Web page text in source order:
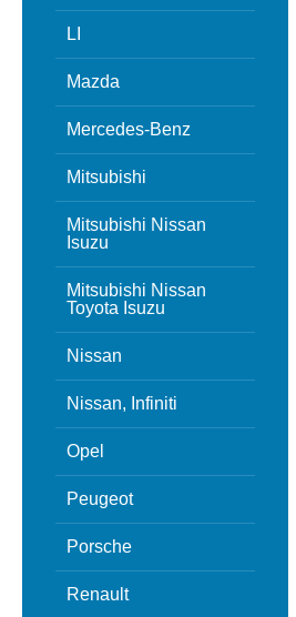
LI
Mazda
Mercedes-Benz
Mitsubishi
Mitsubishi Nissan
Isuzu
Mitsubishi Nissan
Toyota Isuzu
Nissan
Nissan, Infiniti
Opel
Peugeot
Porsche
Renault